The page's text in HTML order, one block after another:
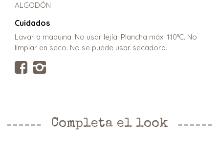
ALGODÓN
Cuidados
Lavar a maquina. No usar lejía. Plancha máx. 110°C. No
limpiar en seco. No se puede usar secadora.
Completa el look